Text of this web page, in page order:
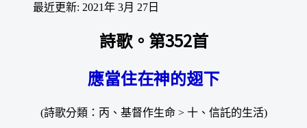
最近更新: 2021年 3月 27日
詩歌。第352首
應當住在神的翅下
(詩歌分類：丙、基督作生命 > 十、信託的生活)